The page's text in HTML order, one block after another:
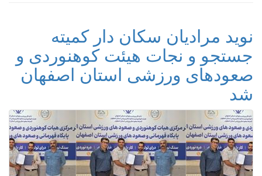
نوید مرادیان سکان دار کمیته
جستجو و نجات هیئت کوهنوردی و
صعودهای ورزشی استان اصفهان
شد